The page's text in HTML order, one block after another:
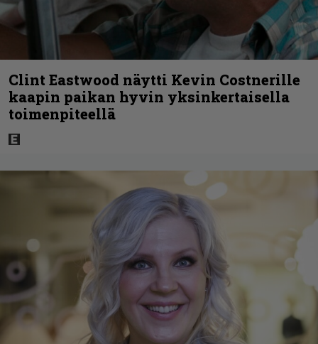
Clint Eastwood näytti Kevin Costnerille
kaapin paikan hyvin yksinkertaisella
toimenpiteellä